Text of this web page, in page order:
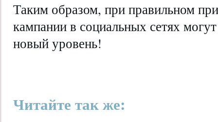
Таким образом, при правильном
кампании в социальных сетях
новый уровень!
Читайте так же: